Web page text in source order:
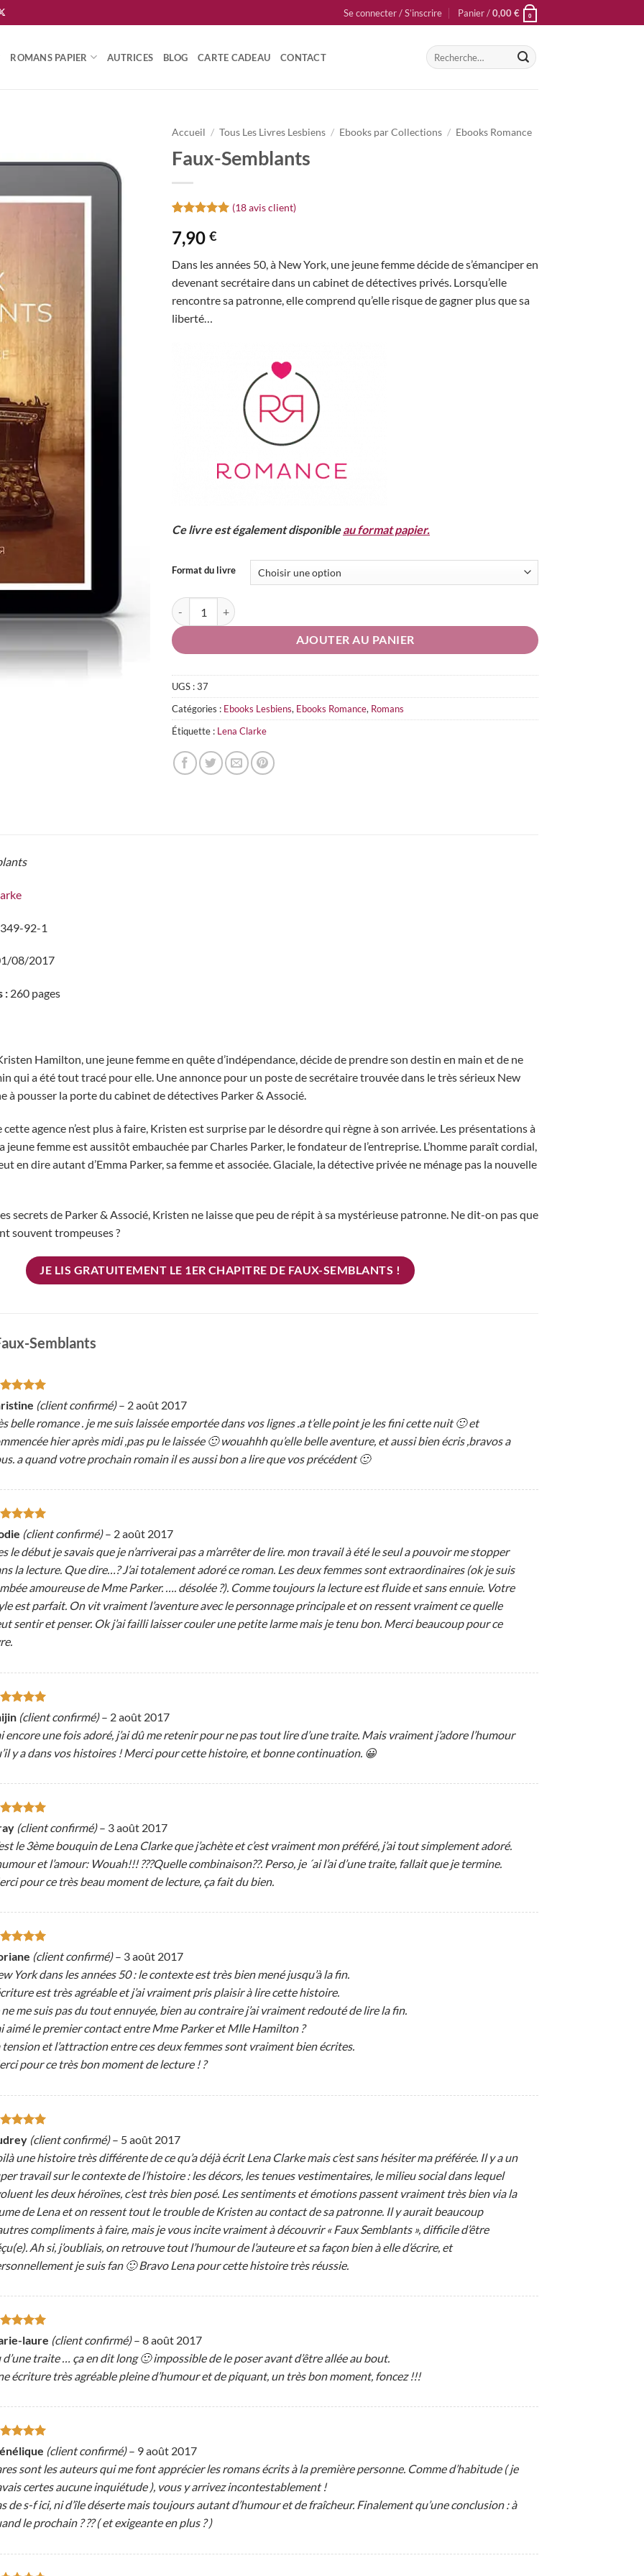
Se connecter / S’inscrire Panier /0,00€ 0
ROMANS PAPIER AUTRICES BLOG CARTE CADEAU CONTACT
Recherche
pour :
Ajouter
à la
Accueil / Tous Les Livres Lesbiens / Ebooks par Collections / Ebooks Romance
Faux-Semblants
sur 5 basé
sur
notations
client
(18avis client)
7,90 €
Dans les années 50, à New York, une jeune femme décide de s’émanciper en
devenant secrétaire dans un cabinet de détectives privés. Lorsqu’elle
rencontre sa patronne, elle comprend qu’elle risque de gagner plus que sa
liberté…
Ce livre est également disponible au format papier.
Format du livre
quantité de Faux-Semblants
AJOUTER AU PANIER
UGS :37
Catégories : Ebooks Lesbiens, Ebooks Romance, Romans
Étiquette : Lena Clarke
92-1
08/2017
: 260 pages
Hamilton, une jeune femme en quête d’indépendance, décide de prendre son destin en main et de ne
qui a été tout tracé pour elle. Une annonce pour un poste de secrétaire trouvée dans le très sérieux New
à pousser la porte du cabinet de détectives Parker & Associé.
agence n’est plus à faire, Kristen est surprise par le désordre qui règne à son arrivée. Les présentations à
jeune femme est aussitôt embauchée par Charles Parker, le fondateur de l’entreprise. L’homme paraît cordial,
en dire autant d’Emma Parker, sa femme et associée. Glaciale, la détective privée ne ménage pas la nouvelle
secrets de Parker & Associé, Kristen ne laisse que peu de répit à sa mystérieuse patronne. Ne dit-on pas que
souvent trompeuses ?
JE LIS GRATUITEMENT LE 1ER CHAPITRE DE FAUX-SEMBLANTS !
Semblants
5sur(client confirmé) – 2 août 2017
belle romance . je me suis laissée emportée dans vos lignes .a t’elle point je les fini cette nuit 🙂 et
hier après midi ,pas pu le laissée 🙂 wouahhh qu’elle belle aventure, et aussi bien écris ,bravos a
a quand votre prochain romain il es aussi bon a lire que vos précédent 🙂
5 sur
(client confirmé) – 2 août 2017
le début je savais que je n’arriverai pas a m’arrêter de lire. mon travail à été le seul a pouvoir me stopper
la lecture. Que dire…? J’ai totalement adoré ce roman. Les deux femmes sont extraordinaires (ok je suis
amoureuse de Mme Parker. …. désolée ?). Comme toujours la lecture est fluide et sans ennuie. Votre
est parfait. On vit vraiment l’aventure avec le personnage principale et on ressent vraiment ce quelle
sentir et penser. Ok j’ai failli laisser couler une petite larme mais je tenu bon. Merci beaucoup pour ce
5sur
(client confirmé) – 2 août 2017
encore une fois adoré, j’ai dû me retenir pour ne pas tout lire d’une traite. Mais vraiment j’adore l’humour
y a dans vos histoires ! Merci pour cette histoire, et bonne continuation. 😀
5sur
(client confirmé) – 3 août 2017
le 3ème bouquin de Lena Clarke que j’achète et c’est vraiment mon préféré, j’ai tout simplement adoré.
et l’amour: Wouah!!! ???Quelle combinaison??. Perso, je ´ai l’ai d’une traite, fallait que je termine.
pour ce très beau moment de lecture, ça fait du bien.
5sur(client confirmé) – 3 août 2017
York dans les années 50 : le contexte est très bien mené jusqu’à la fin.
est très agréable et j’ai vraiment pris plaisir à lire cette histoire.
ne me suis pas du tout ennuyée, bien au contraire j’ai vraiment redouté de lire la fin.
aimé le premier contact entre Mme Parker et Mlle Hamilton ?
tension et l’attraction entre ces deux femmes sont vraiment bien écrites.
pour ce très bon moment de lecture ! ?
5sur(client confirmé) – 5 août 2017
une histoire très différente de ce qu’a déjà écrit Lena Clarke mais c’est sans hésiter ma préférée. Il y a un
travail sur le contexte de l’histoire : les décors, les tenues vestimentaires, le milieu social dans lequel
les deux héroïnes, c’est très bien posé. Les sentiments et émotions passent vraiment très bien via la
de Lena et on ressent tout le trouble de Kristen au contact de sa patronne. Il y aurait beaucoup
compliments à faire, mais je vous incite vraiment à découvrir « Faux Semblants », difficile d’être
Ah si, j’oubliais, on retrouve tout l’humour de l’auteure et sa façon bien à elle d’écrire, et
je suis fan 🙂 Bravo Lena pour cette histoire très réussie.
5 sur
laure (client confirmé) – 8 août 2017
d’une traite … ça en dit long 🙂 impossible de le poser avant d’être allée au bout.
écriture très agréable pleine d’humour et de piquant, un très bon moment, foncez !!!
5sur (client confirmé) – 9 août 2017
sont les auteurs qui me font apprécier les romans écrits à la première personne. Comme d’habitude ( je
certes aucune inquiétude ), vous y arrivez incontestablement !
de s-f ici, ni d’île déserte mais toujours autant d’humour et de fraîcheur. Finalement qu’une conclusion : à
le prochain ? ?? ( et exigeante en plus ? )